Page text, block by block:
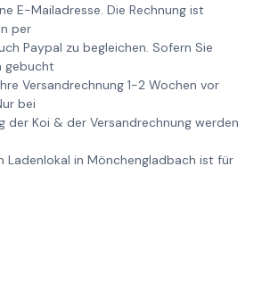
E-Mailadresse. Die Rechnung ist
per
Paypal zu begleichen. Sofern Sie
gebucht
Versandrechnung 1-2 Wochen vor
bei
der Koi & der Versandrechnung werden
Ladenlokal in Mönchengladbach ist für